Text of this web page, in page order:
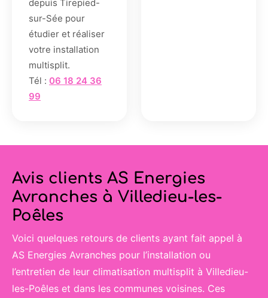
depuis Tirepied-
sur-Sée pour
étudier et réaliser
votre installation
multisplit.
Tél : 06 18 24 36
99
Avis clients AS Energies
Avranches à Villedieu-les-
Poêles
Voici quelques retours de clients ayant fait appel à
AS Energies Avranches pour l’installation ou
l’entretien de leur climatisation multisplit à Villedieu-
les-Poêles et dans les communes voisines. Ces